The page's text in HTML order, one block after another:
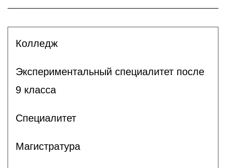
Колледж
Экспериментальный специалитет после
9 класса
Специалитет
Магистратура